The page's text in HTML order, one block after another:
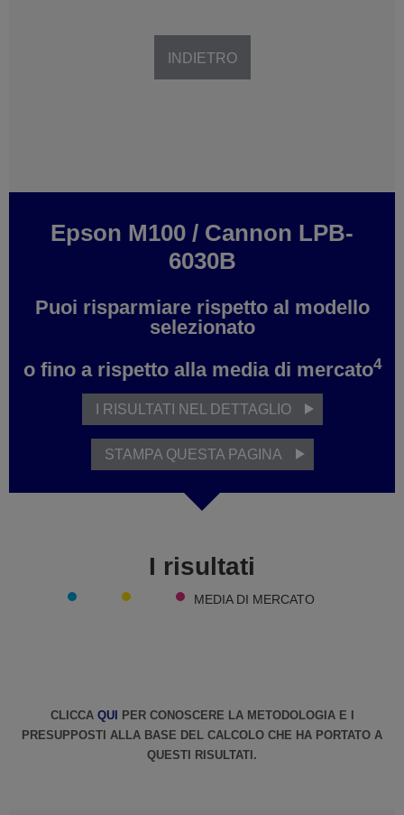
INDIETRO
Epson M100 / Cannon LPB-
6030B
Puoi risparmiare rispetto al modello
selezionato
o fino a rispetto alla media di mercato4
I RISULTATI NEL DETTAGLIO
STAMPA QUESTA PAGINA
I risultati
MEDIA DI MERCATO
CLICCA QUI
PER CONOSCERE LA METODOLOGIA E I
PRESUPPOSTI ALLA BASE DEL CALCOLO CHE HA PORTATO A
QUESTI RISULTATI.